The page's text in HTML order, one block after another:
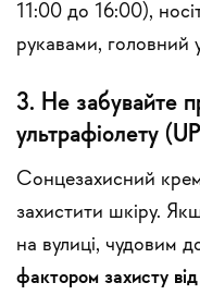
11:00 до 16:00),
рукавами, головний
3. Не забувайте
ультрафіолету
Сонцезахисний
захистити шкіру.
на вулиці, чудовим
фактором захисту